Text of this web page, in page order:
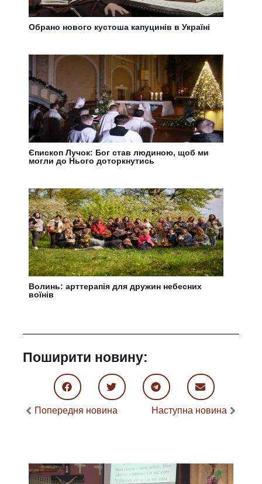
Обрано нового кустоша капуцинів в Україні
Єпископ Лучок: Бог став людиною, щоб ми
могли до Нього доторкнутись
Волинь: арттерапія для дружин небесних
воїнів
Поширити новину:
Попередня новина Наступна новина